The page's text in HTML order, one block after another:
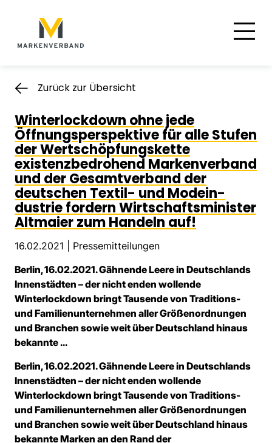
Hauptnavigation
Zurück zur Übersicht
Winterlockdown ohne jede
Öffnungsperspektive für alle Stufen
der Wertschöpfungskette
existenzbedrohend Markenverband
und der Gesamtverband der
deutschen Textil- und Modein-
dustrie fordern Wirtschaftsminister
Altmaier zum Handeln auf!
16.02.2021 | Pressemitteilungen
Berlin, 16.02.2021. Gähnende Leere in Deutschlands
Innenstädten – der nicht enden wollende
Winterlockdown bringt Tausende von Traditions-
und Familienunternehmen aller Größenordnungen
und Branchen sowie weit über Deutschland hinaus
bekannte ...
Berlin, 16.02.2021. Gähnende Leere in Deutschlands
Innenstädten – der nicht enden wollende
Winterlockdown bringt Tausende von Traditions-
und Familienunternehmen aller Größenordnungen
und Branchen sowie weit über Deutschland hinaus
bekannte Marken an den Rand der